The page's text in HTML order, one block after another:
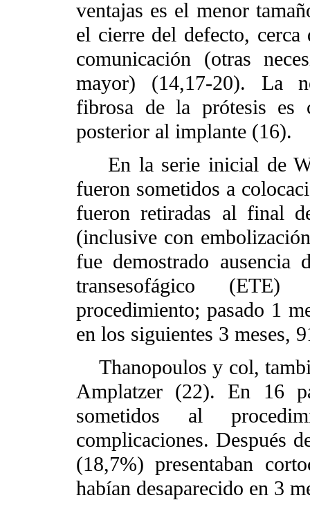
ventajas es el menor
el cierre del defecto,
comunicación (otras
mayor) (14,17-20). La
fibrosa de la prótesis es
posterior al implante (16).
En la serie inicial de
fueron sometidos a
fueron retiradas al final
(inclusive con
fue demostrado ausencia
transesofágico (ETE)
procedimiento; pasado 1
en los siguientes 3 meses,
Thanopoulos y col,
Amplatzer (22). En 16
sometidos al
complicaciones. Después
(18,7%) presentaban
habían desaparecido en 3